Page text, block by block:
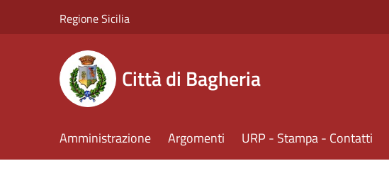
Regione Sicilia
Città di Bagheria
Amministrazione Argomenti URP - Stampa - Contatti